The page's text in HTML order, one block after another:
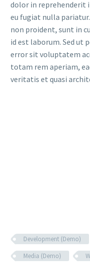
dolor in reprehenderit
eu fugiat nulla
non proident, sunt in
id est laborum. Sed ut
error sit voluptatem
totam rem aperiam,
veritatis et quasi
Development (Demo)
Media (Demo)